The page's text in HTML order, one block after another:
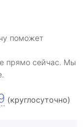
поможет
прямо сейчас. Мы
(круглосуточно)